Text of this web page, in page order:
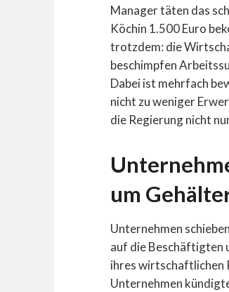
Manager täten das
Köchin 1.500 Euro
trotzdem: die
beschimpfen
Dabei ist mehrfach
nicht zu weniger
die Regierung nicht
um
Unternehmen
auf die Beschäftigten
ihres wirtschaftlichen
Unternehmen